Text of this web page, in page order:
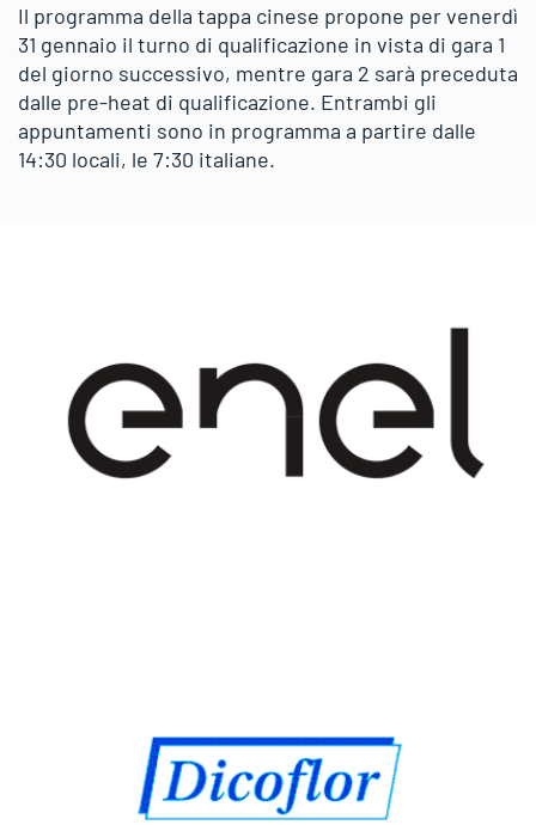
Il programma della tappa cinese propone per venerdì
31 gennaio il turno di qualificazione in vista di gara 1
del giorno successivo, mentre gara 2 sarà preceduta
dalle pre-heat di qualificazione. Entrambi gli
appuntamenti sono in programma a partire dalle
14:30 locali, le 7:30 italiane.